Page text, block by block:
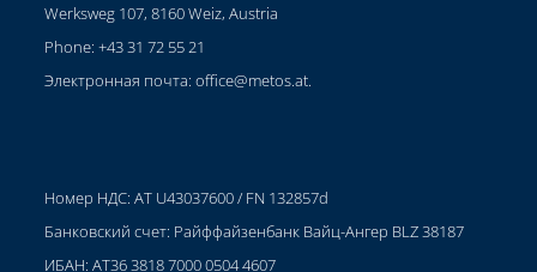
Werksweg 107, 8160 Weiz, Austria
Phone: +43 31 72 55 21
Электронная почта:office@metos.at.
Номер НДС: AT U43037600 / FN 132857d
Банковский счет: Райффайзенбанк Вайц-Ангер BLZ 38187
ИБАН: AT36 3818 7000 0504 4607